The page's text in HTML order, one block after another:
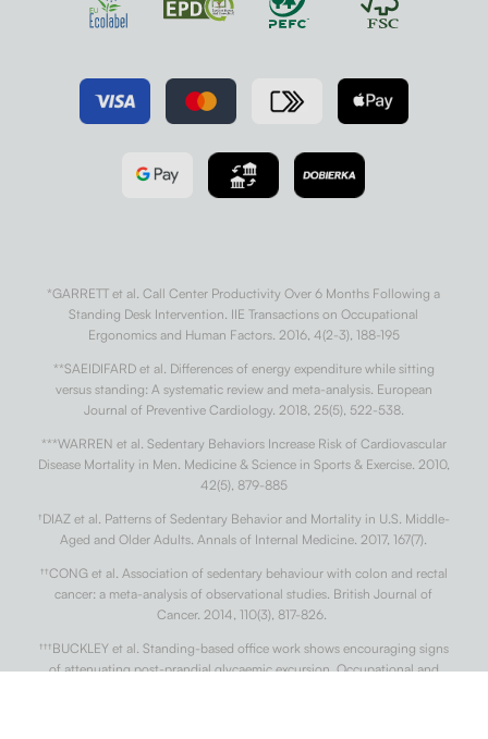
*GARRETT et al. Call Center Productivity Over 6 Months Following a
Standing Desk Intervention. IIE Transactions on Occupational
Ergonomics and Human Factors. 2016, 4(2-3), 188-195
**SAEIDIFARD et al. Differences of energy expenditure while sitting
versus standing: A systematic review and meta-analysis. European
Journal of Preventive Cardiology. 2018, 25(5), 522-538.
***WARREN et al. Sedentary Behaviors Increase Risk of Cardiovascular
Disease Mortality in Men. Medicine & Science in Sports & Exercise. 2010,
42(5), 879-885
†DIAZ et al. Patterns of Sedentary Behavior and Mortality in U.S. Middle-
Aged and Older Adults. Annals of Internal Medicine. 2017, 167(7).
††CONG et al. Association of sedentary behaviour with colon and rectal
cancer: a meta-analysis of observational studies. British Journal of
Cancer. 2014, 110(3), 817-826.
†††BUCKLEY et al. Standing-based office work shows encouraging signs
of attenuating post-prandial glycaemic excursion. Occupational and